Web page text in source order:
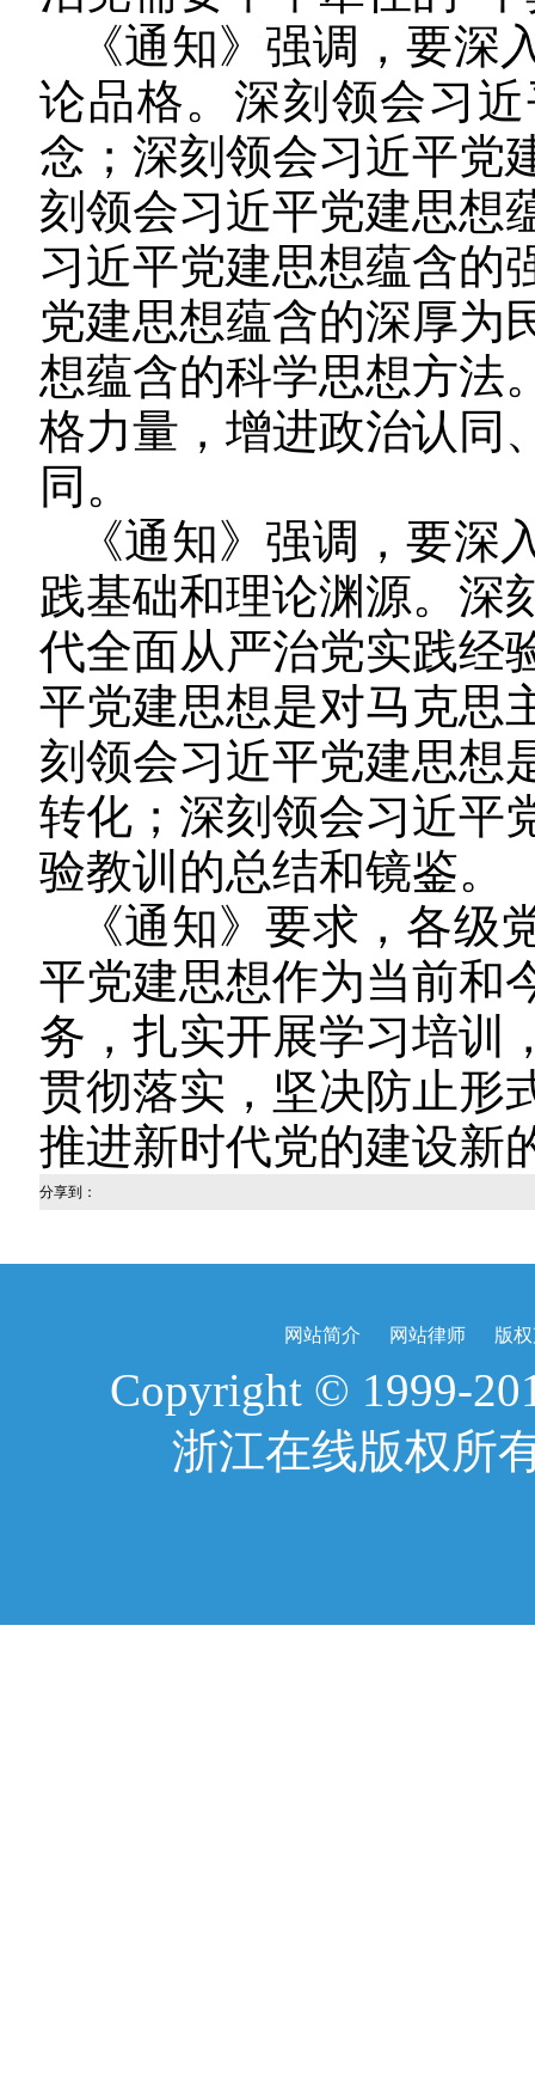
《通知》强调，要
论品格。深刻领会习
念；深刻领会习近平党
刻领会习近平党建思想
习近平党建思想蕴含的
党建思想蕴含的深厚为
想蕴含的科学思想方法
格力量，增进政治认同
同。
《通知》强调，要
践基础和理论渊源。深
代全面从严治党实践经
平党建思想是对马克思
刻领会习近平党建思想
转化；深刻领会习近平
验教训的总结和镜鉴。
《通知》要求，各
平党建思想作为当前和
务，扎实开展学习培训
贯彻落实，坚决防止形
推进新时代党的建设新
分享到：
网站简介 网站律师 版
Copyright © 1999-
浙江在线版权所